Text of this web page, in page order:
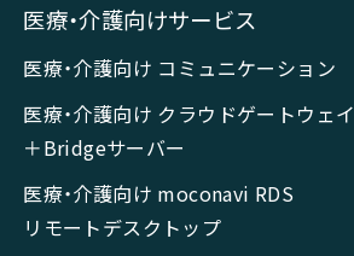
医療・介護向けサービス
医療・介護向け コミュニケーション
医療・介護向け クラウドゲートウェイ
＋Bridgeサーバー
医療・介護向け moconavi RDS
リモートデスクトップ